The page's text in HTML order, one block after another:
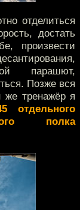
отделиться
достать
произвести
парашют,
Позже вся
же тренажёр я
отдельного
полка